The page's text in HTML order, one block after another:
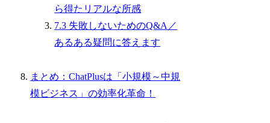
ら得たリアルな所感
7.3 失敗しないためのQ&A／
あるある疑問に答えます
まとめ：ChatPlusは「小規模～中規
模ビジネス」の効率化革命！